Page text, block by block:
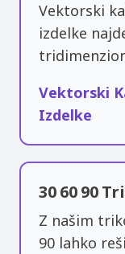
Vektorski
izdelke
Vektorski
Izdelke
30 60 90
Z našim
90 lahko